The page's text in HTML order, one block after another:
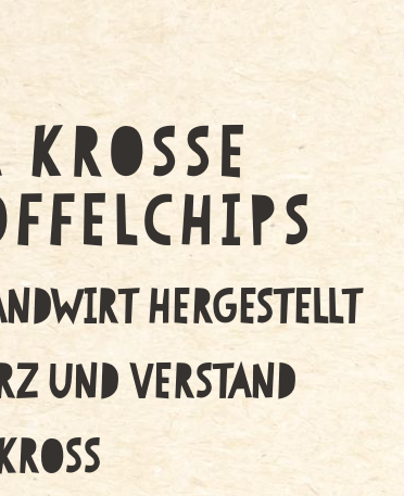
HERGESTELLT
UND VERSTAND